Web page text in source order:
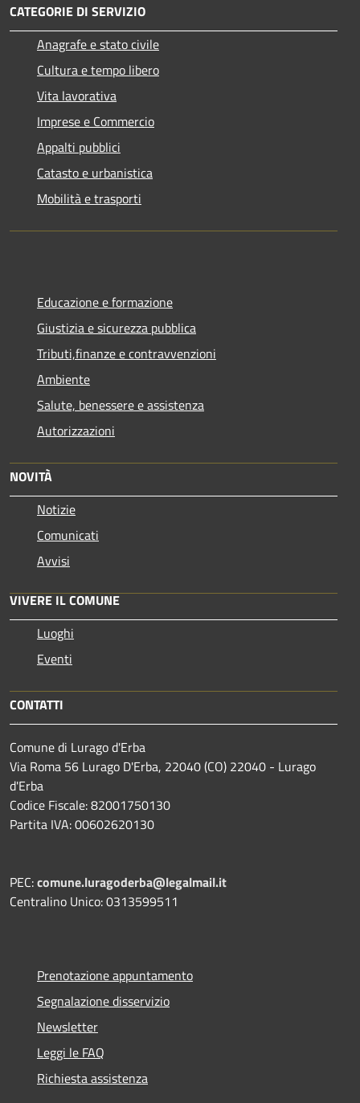
CATEGORIE DI SERVIZIO
Anagrafe e stato civile
Cultura e tempo libero
Vita lavorativa
Imprese e Commercio
Appalti pubblici
Catasto e urbanistica
Mobilità e trasporti
Educazione e formazione
Giustizia e sicurezza pubblica
Tributi,finanze e contravvenzioni
Ambiente
Salute, benessere e assistenza
Autorizzazioni
NOVITÀ
Notizie
Comunicati
Avvisi
VIVERE IL COMUNE
Luoghi
Eventi
CONTATTI
Comune di Lurago d'Erba
Via Roma 56 Lurago D'Erba, 22040 (CO) 22040 - Lurago
d'Erba
Codice Fiscale: 82001750130
Partita IVA: 00602620130
PEC:comune.luragoderba@legalmail.it
Centralino Unico: 0313599511
Prenotazione appuntamento
Segnalazione disservizio
Newsletter
Leggi le FAQ
Richiesta assistenza